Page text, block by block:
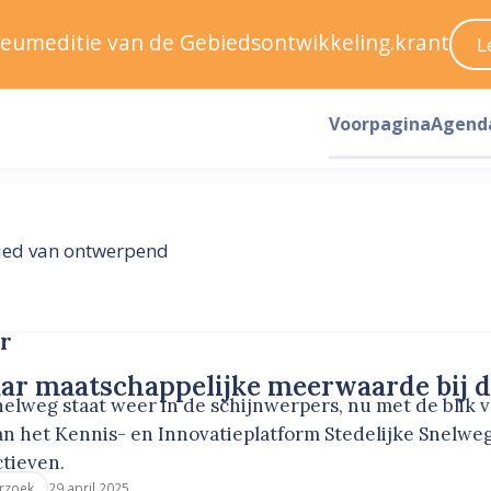
van ontwerpend
maatschappelijke meerwaarde bij
staat weer in de schijnwerpers, nu met de blik
het Kennis- en Innovatieplatform Stedelijke
van de Gebiedsontwikkeling.krant
Voorpagina